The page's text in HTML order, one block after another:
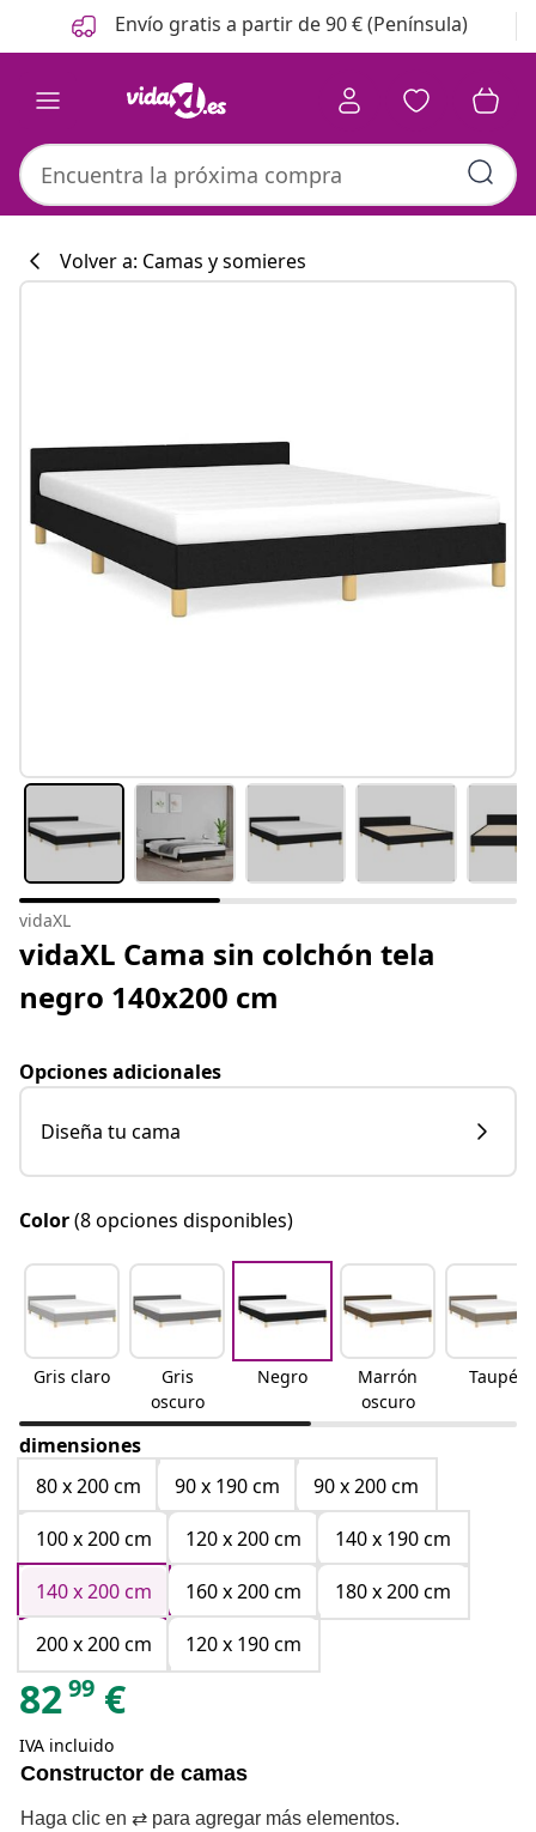
Anterior
Siguiente Envío gratis a partir de 90 € (Península)
Volver a: Camas y somieres
vidaXL
vidaXL Cama sin colchón tela
negro 140x200 cm
Opciones adicionales
Diseña tu cama
Color(8 opciones disponibles)
Gris claro
Gris
oscuro
Negro
Marrón
oscuro
Taupé
dimensiones
80 x 200 cm
90 x 190 cm
90 x 200 cm
100 x 200 cm
120 x 200 cm
140 x 190 cm
140 x 200 cm
160 x 200 cm
180 x 200 cm
200 x 200 cm
120 x 190 cm
8299 €
IVA incluido